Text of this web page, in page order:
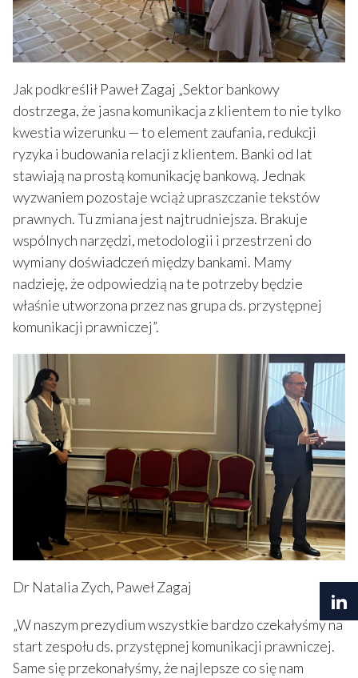
Jak podkreślił Paweł Zagaj „Sektor bankowy
dostrzega, że jasna komunikacja z klientem to nie tylko
kwestia wizerunku — to element zaufania, redukcji
ryzyka i budowania relacji z klientem. Banki od lat
stawiają na prostą komunikację bankową. Jednak
wyzwaniem pozostaje wciąż upraszczanie tekstów
prawnych. Tu zmiana jest najtrudniejsza. Brakuje
wspólnych narzędzi, metodologii i przestrzeni do
wymiany doświadczeń między bankami. Mamy
nadzieję, że odpowiedzią na te potrzeby będzie
właśnie utworzona przez nas grupa ds. przystępnej
komunikacji prawniczej”.
Dr Natalia Zych, Paweł Zagaj
„W naszym prezydium wszystkie bardzo czekałyśmy na
start zespołu ds. przystępnej komunikacji prawniczej.
Same się przekonałyśmy, że najlepsze co się nam